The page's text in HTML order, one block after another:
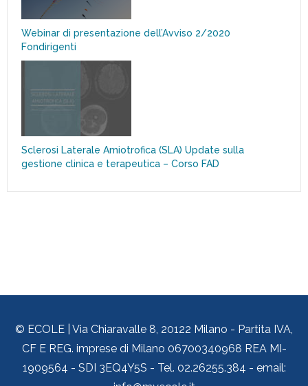
Webinar di presentazione dell’Avviso 2/2020
Fondirigenti
Sclerosi Laterale Amiotrofica (SLA) Update sulla
gestione clinica e terapeutica – Corso FAD
© ECOLE | Via Chiaravalle 8, 20122 Milano - Partita IVA,
CF E REG. imprese di Milano 06700340968 REA MI-
1909564 - SDI 3EQ4Y5S - Tel. 02.26255.384 - email: